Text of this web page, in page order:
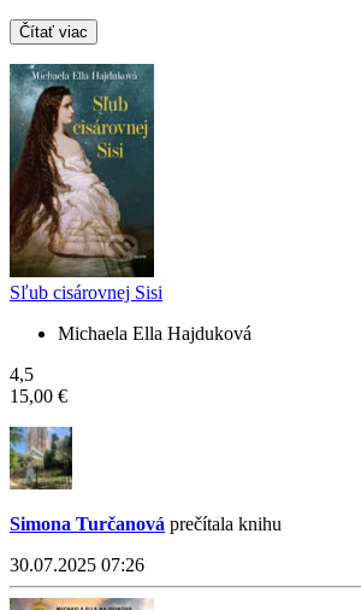
Čítať viac
Sľub cisárovnej Sisi
Michaela Ella Hajduková
4,5
15,00 €
Simona Turčanová prečítala knihu
30.07.2025 07:26